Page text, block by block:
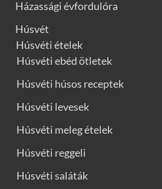
Házassági évfordulóra
Húsvét
Húsvéti ételek
Húsvéti ebéd ötletek
Húsvéti húsos receptek
Húsvéti levesek
Húsvéti meleg ételek
Húsvéti reggeli
Húsvéti saláták